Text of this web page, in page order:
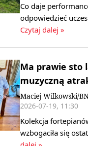
Co daje
odpowiedzieć
Czytaj dalej »
Ma prawie sto
muzyczną
Maciej Wilkowski/
2026-07-19, 11:30
Kolekcja
wzbogaciła się